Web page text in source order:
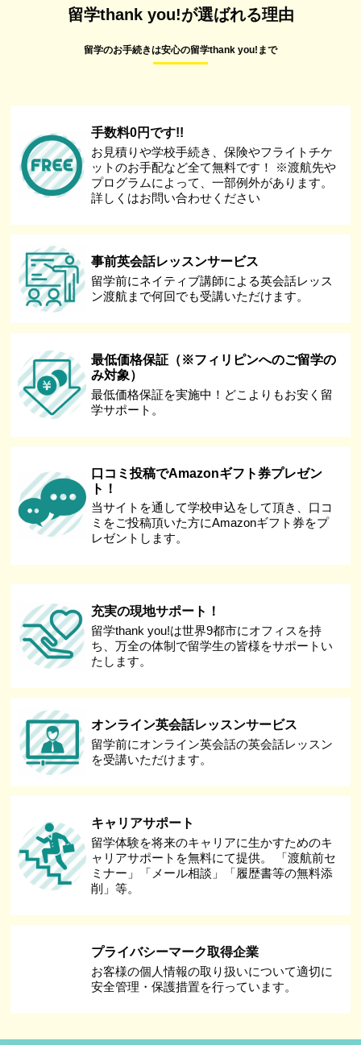
留学thank you!が選ばれる理由
留学のお手続きは安心の留学thank you!まで
手数料0円です!!
お見積りや学校手続き、保険やフライトチケ
ットのお手配など全て無料です！ ※渡航先や
プログラムによって、一部例外があります。
詳しくはお問い合わせください
事前英会話レッスンサービス
留学前にネイティブ講師による英会話レッス
ン渡航まで何回でも受講いただけます。
最低価格保証（※フィリピンへのご留学の
み対象）
最低価格保証を実施中！どこよりもお安く留
学サポート。
口コミ投稿でAmazonギフト券プレゼン
ト！
当サイトを通して学校申込をして頂き、口コ
ミをご投稿頂いた方にAmazonギフト券をプ
レゼントします。
充実の現地サポート！
留学thank you!は世界9都市にオフィスを持
ち、万全の体制で留学生の皆様をサポートい
たします。
オンライン英会話レッスンサービス
留学前にオンライン英会話の英会話レッスン
を受講いただけます。
キャリアサポート
留学体験を将来のキャリアに生かすためのキ
ャリアサポートを無料にて提供。 「渡航前セ
ミナー」「メール相談」「履歴書等の無料添
削」等。
プライバシーマーク取得企業
お客様の個人情報の取り扱いについて適切に
安全管理・保護措置を行っています。